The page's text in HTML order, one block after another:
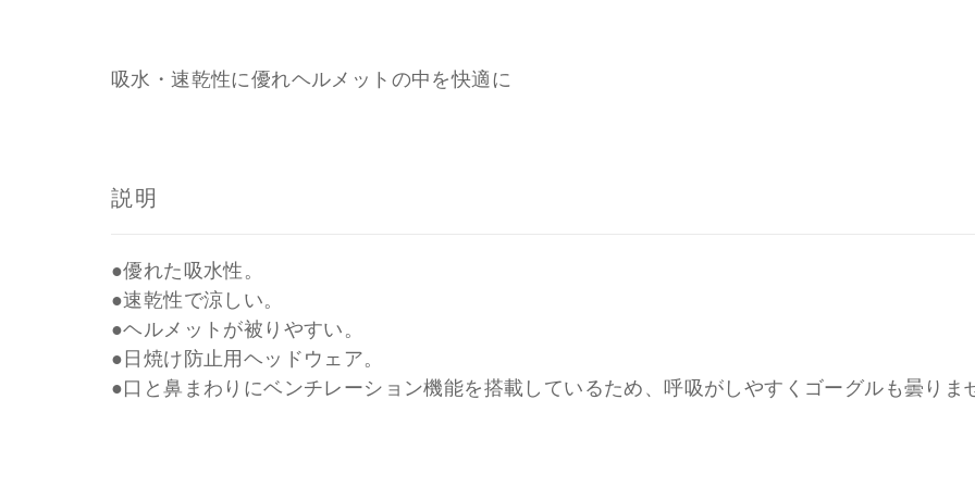
吸水・速乾性に優れヘルメットの中を快適に
説明
●優れた吸水性。
●速乾性で涼しい。
●ヘルメットが被りやすい。
●日焼け防止用ヘッドウェア。
●口と鼻まわりにベンチレーション機能を搭載しているため、呼吸がしやすくゴーグルも曇りま